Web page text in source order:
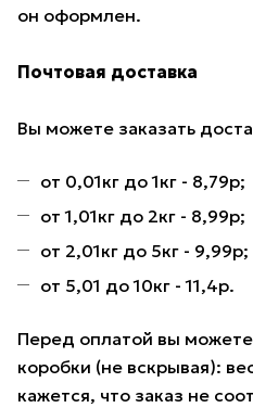
он оформлен.
Почтовая доставка
Вы можете заказать
от 0,01кг до 1кг - 8,79р;
от 1,01кг до 2кг - 8,99р;
от 2,01кг до 5кг - 9,99р;
от 5,01 до 10кг - 11,4р.
Перед оплатой вы
коробки (не вскрывая):
кажется, что заказ не